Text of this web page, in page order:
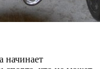
начинает